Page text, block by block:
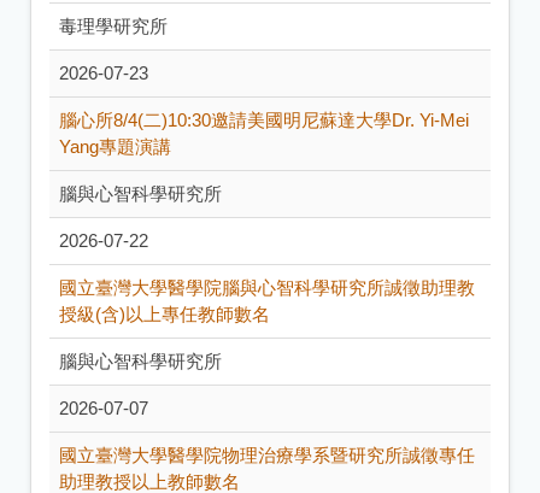
毒理學研究所
2026-07-23
腦心所8/4(二)10:30邀請美國明尼蘇達大學Dr. Yi-Mei
Yang專題演講
腦與心智科學研究所
2026-07-22
國立臺灣大學醫學院腦與心智科學研究所誠徵助理教
授級(含)以上專任教師數名
腦與心智科學研究所
2026-07-07
國立臺灣大學醫學院物理治療學系暨研究所誠徵專任
助理教授以上教師數名